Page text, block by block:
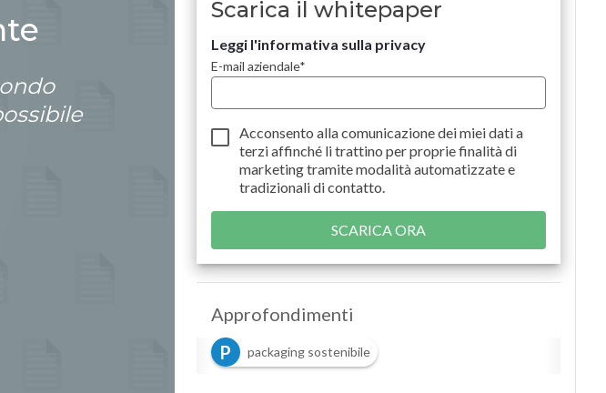
Scarica il whitepaper
Leggi l'informativa sulla privacy
E-mail aziendale*
Acconsento alla comunicazione dei miei dati a
terziaffinché li trattino per proprie finalità di
marketing tramite modalità automatizzate e
tradizionali di contatto.
Approfondimenti
P
packaging sostenibile